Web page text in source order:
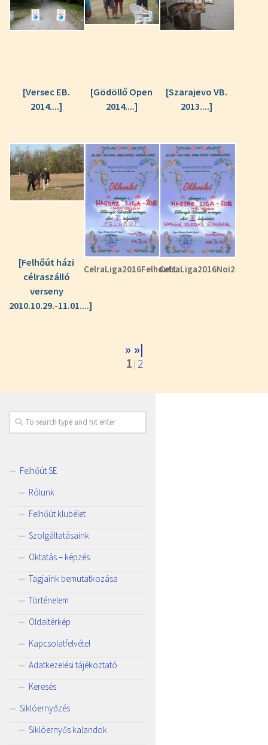
[Versec EB.
2014....]
[Gödöllő Open
2014....]
[Szarajevo VB.
2013....]
[Felhőút házi
célraszálló
verseny
2010.10.29.-11.01....]
CelraLiga2016Felhout1CelraLiga2016Noi2
» »|
1 | 2
Felhőút SE
Rólunk
Felhőút klubélet
Szolgáltatásaink
Oktatás – képzés
Tagjaink bemutatkozása
Történelem
Oldaltérkép
Kapcsolatfelvétel
Adatkezelési tájékoztató
Keresés
Siklóernyőzés
Siklóernyős kalandok